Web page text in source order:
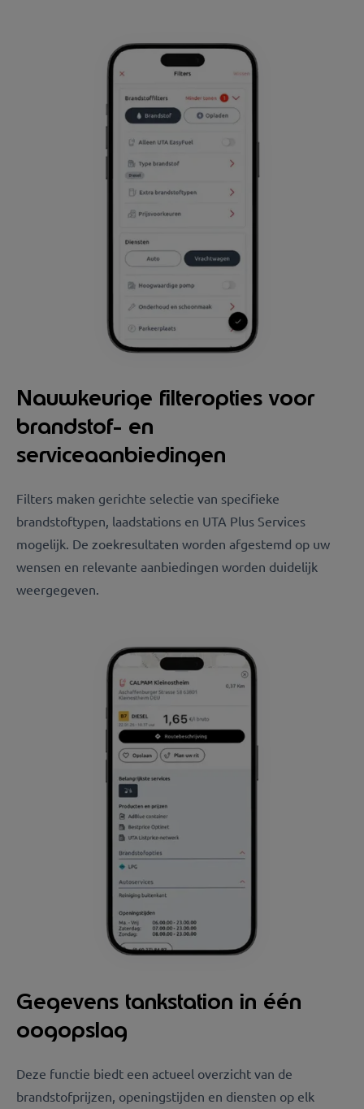
Nauwkeurige filteropties voor
brandstof- en
serviceaanbiedingen
Filters maken gerichte selectie van specifieke
brandstoftypen, laadstations en UTA Plus Services
mogelijk. De zoekresultaten worden afgestemd op uw
wensen en relevante aanbiedingen worden duidelijk
weergegeven.
Gegevens tankstation in één
oogopslag
Deze functie biedt een actueel overzicht van de
brandstofprijzen, openingstijden en diensten op elk